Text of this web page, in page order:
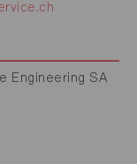
Engineering SA